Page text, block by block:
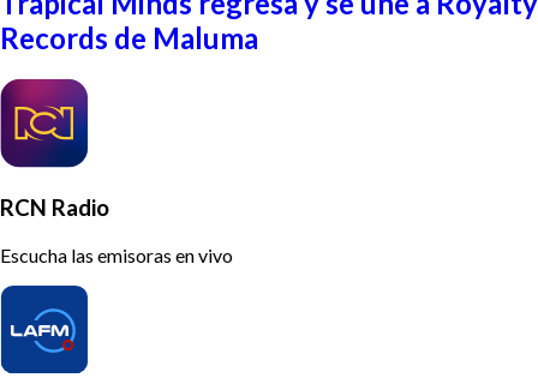
Records de Maluma
RCN Radio
Escucha las emisoras en vivo